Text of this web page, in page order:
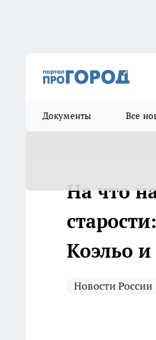
Документы Все
На что
Коэльо и
Новости России